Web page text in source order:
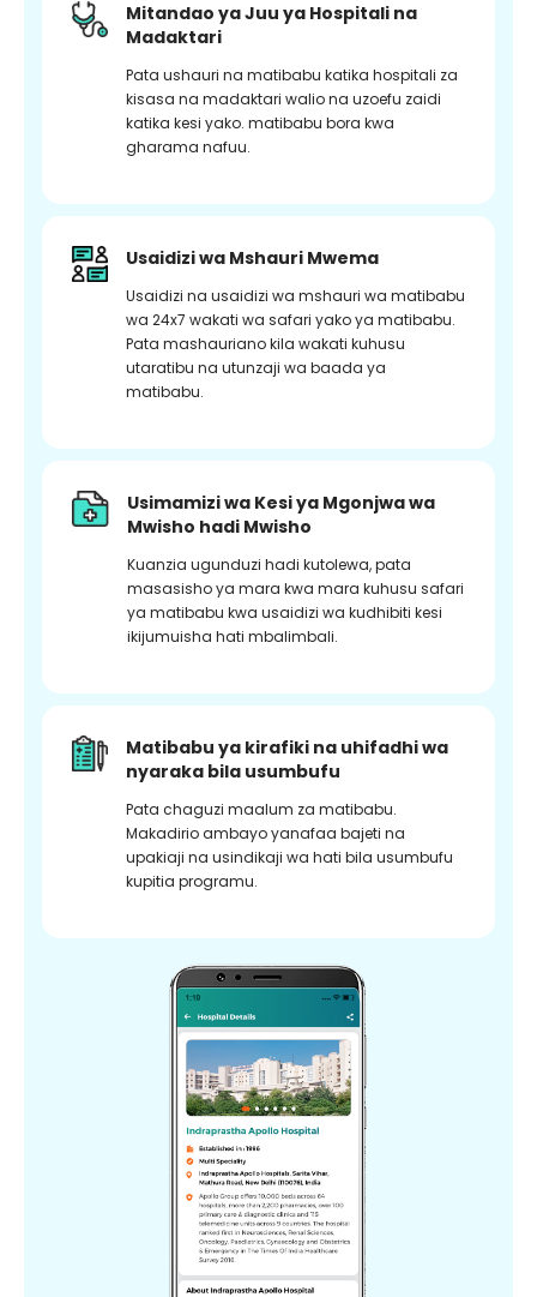
Mitandao ya Juu ya Hospitali na
Madaktari
Pata ushauri na matibabu katika hospitali za
kisasa na madaktari walio na uzoefu zaidi
katika kesi yako. matibabu bora kwa
gharama nafuu.
Usaidizi wa Mshauri Mwema
Usaidizi na usaidizi wa mshauri wa matibabu
wa 24x7 wakati wa safari yako ya matibabu.
Pata mashauriano kila wakati kuhusu
utaratibu na utunzaji wa baada ya
matibabu.
Usimamizi wa Kesi ya Mgonjwa wa
Mwisho hadi Mwisho
Kuanzia ugunduzi hadi kutolewa, pata
masasisho ya mara kwa mara kuhusu safari
ya matibabu kwa usaidizi wa kudhibiti kesi
ikijumuisha hati mbalimbali.
Matibabu ya kirafiki na uhifadhi wa
nyaraka bila usumbufu
Pata chaguzi maalum za matibabu.
Makadirio ambayo yanafaa bajeti na
upakiaji na usindikaji wa hati bila usumbufu
kupitia programu.